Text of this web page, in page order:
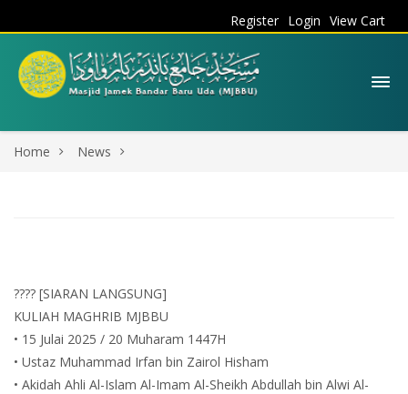
View Cart
Login
Register
Home News
???? [SIARAN LANGSUNG]
KULIAH MAGHRIB MJBBU
• 15 Julai 2025 / 20 Muharam 1447H
• Ustaz Muhammad Irfan bin Zairol Hisham
• Akidah Ahli Al-Islam Al-Imam Al-Sheikh Abdullah bin Alwi Al-